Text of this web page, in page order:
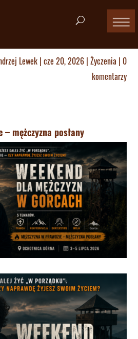
Lewek| cze 20, 2026| Życzenia| 0
komentarzy
– mężczyzna posłany